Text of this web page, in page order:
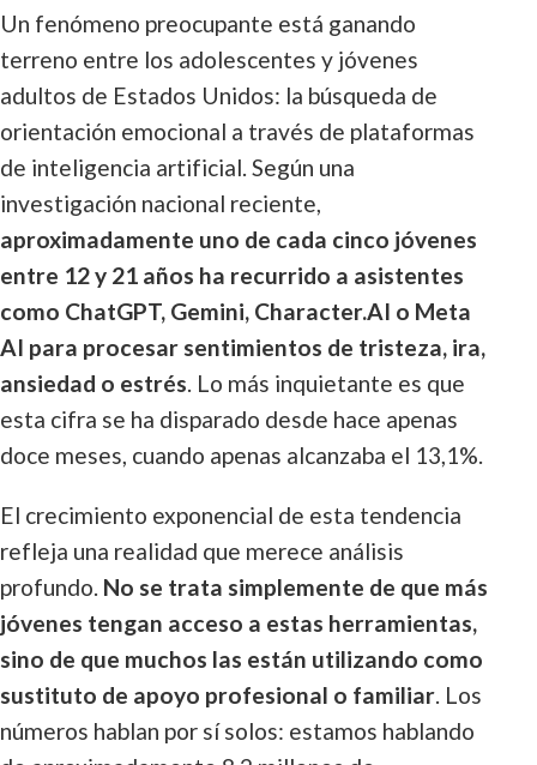
Un fenómeno preocupante está ganando
terreno entre los adolescentes y jóvenes
adultos de Estados Unidos: la búsqueda de
orientación emocional a través de plataformas
de inteligencia artificial. Según una
investigación nacional reciente,
aproximadamente uno de cada cinco jóvenes
entre 12 y 21 años ha recurrido a asistentes
como ChatGPT, Gemini, Character.AI o Meta
AI para procesar sentimientos de tristeza, ira,
ansiedad o estrés. Lo más inquietante es que
esta cifra se ha disparado desde hace apenas
doce meses, cuando apenas alcanzaba el 13,1%.
El crecimiento exponencial de esta tendencia
refleja una realidad que merece análisis
profundo. No se trata simplemente de que más
jóvenes tengan acceso a estas herramientas,
sino de que muchos las están utilizando como
sustituto de apoyo profesional o familiar. Los
números hablan por sí solos: estamos hablando